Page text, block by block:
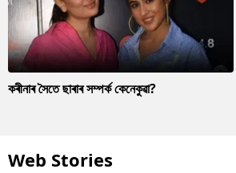
কৰীনাৰ সৈতে ছাৰাৰ সম্পৰ্ক কেনেকুৱা?
Web Stories